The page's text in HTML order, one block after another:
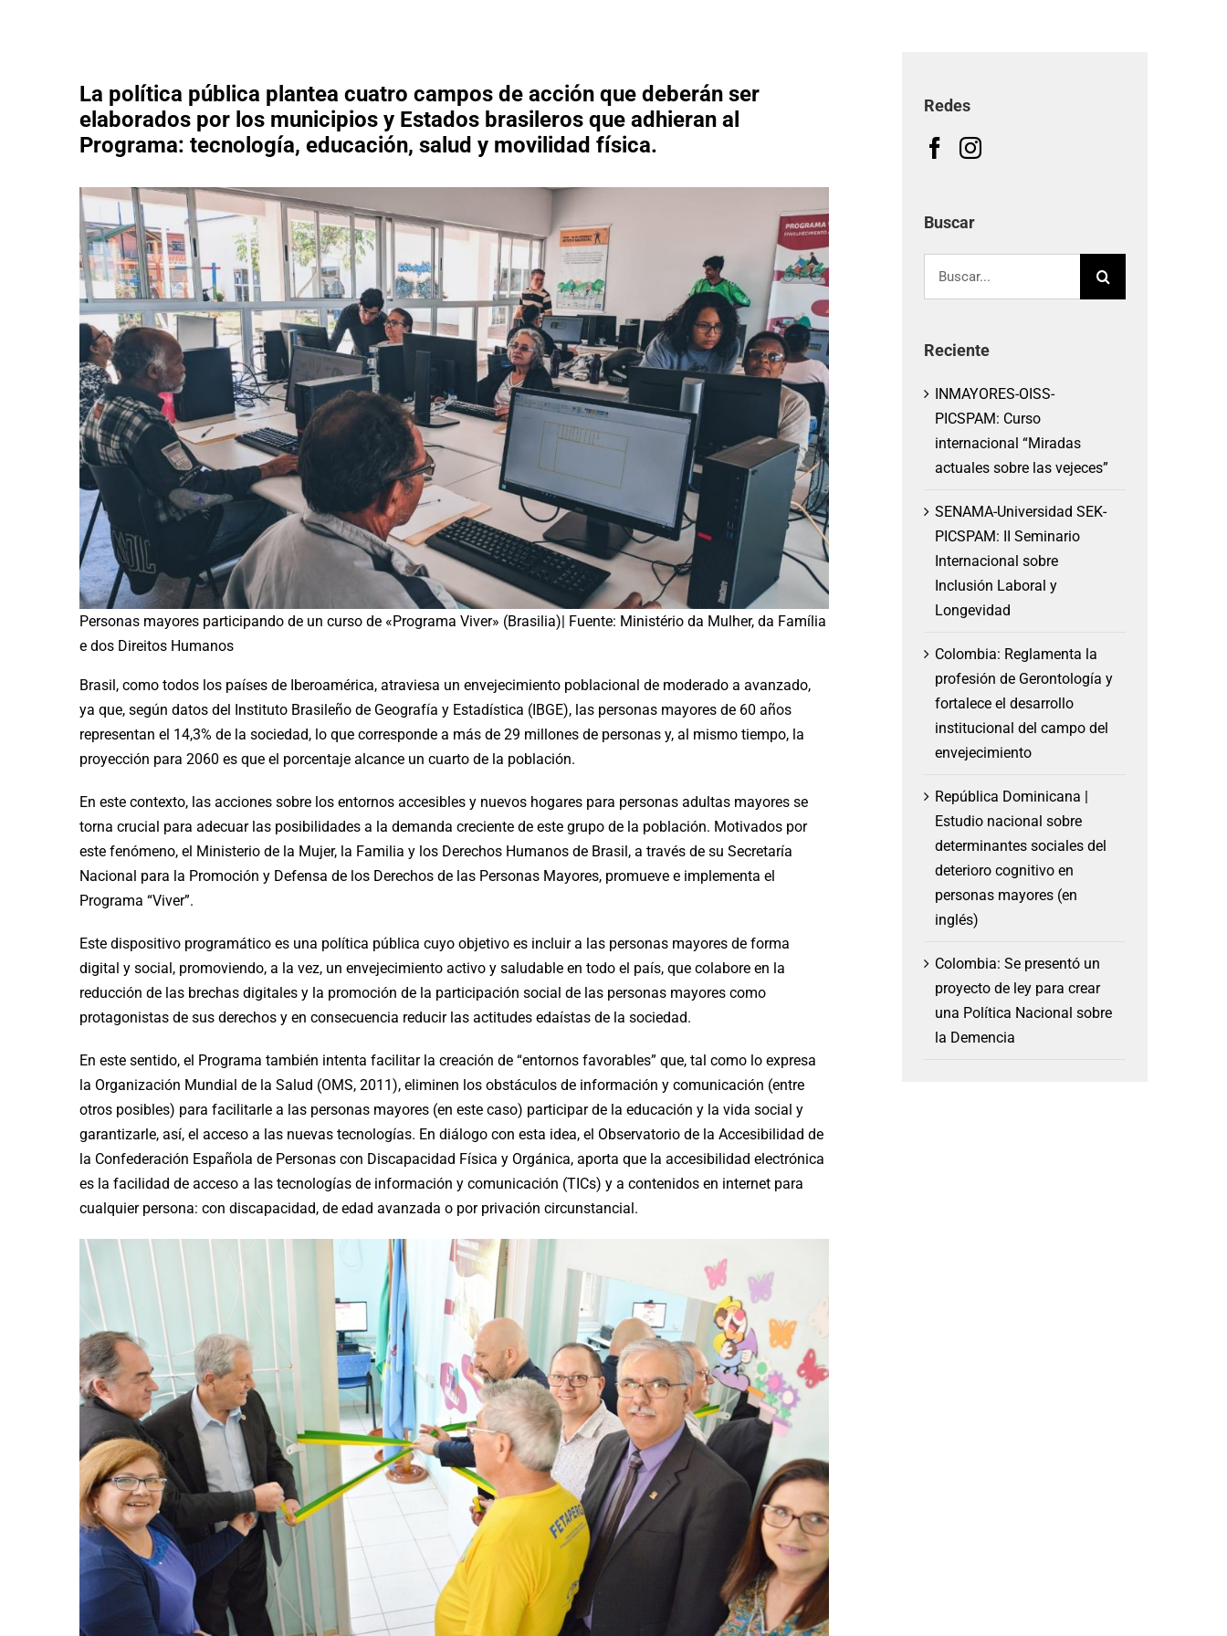
La política pública plantea cuatro campos de acción que deberán ser
elaborados por los municipios y Estados brasileros que adhieran al
Programa: tecnología, educación, salud y movilidad física.
Personas mayores participando de un curso de «Programa Viver» (Brasilia)| Fuente: Ministério da Mulher, da Família
e dos Direitos Humanos
Brasil, como todos los países de Iberoamérica, atraviesa un envejecimiento poblacional de moderado a avanzado,
ya que, según datos del Instituto Brasileño de Geografía y Estadística (IBGE), las personas mayores de 60 años
representan el 14,3% de la sociedad, lo que corresponde a más de 29 millones de personas y, al mismo tiempo, la
proyección para 2060 es que el porcentaje alcance un cuarto de la población.
En este contexto, las acciones sobre los entornos accesibles y nuevos hogares para personas adultas mayores se
torna crucial para adecuar las posibilidades a la demanda creciente de este grupo de la población. Motivados por
este fenómeno, el Ministerio de la Mujer, la Familia y los Derechos Humanos de Brasil, a través de su Secretaría
Nacional para la Promoción y Defensa de los Derechos de las Personas Mayores, promueve e implementa el
Programa “Viver”.
Este dispositivo programático es una política pública cuyo objetivo es incluir a las personas mayores de forma
digital y social, promoviendo, a la vez, un envejecimiento activo y saludable en todo el país, que colabore en la
reducción de las brechas digitales y la promoción de la participación social de las personas mayores como
protagonistas de sus derechos y en consecuencia reducir las actitudes edaístas de la sociedad.
En este sentido, el Programa también intenta facilitar la creación de “entornos favorables” que, tal como lo expresa
la Organización Mundial de la Salud (OMS, 2011), eliminen los obstáculos de información y comunicación (entre
otros posibles) para facilitarle a las personas mayores (en este caso) participar de la educación y la vida social y
garantizarle, así, el acceso a las nuevas tecnologías. En diálogo con esta idea, el Observatorio de la Accesibilidad de
la Confederación Española de Personas con Discapacidad Física y Orgánica, aporta que la accesibilidad electrónica
es la facilidad de acceso a las tecnologías de información y comunicación (TICs) y a contenidos en internet para
cualquier persona: con discapacidad, de edad avanzada o por privación circunstancial.
Redes
Buscar
Reciente
INMAYORES-OISS-
PICSPAM: Curso
internacional “Miradas
actuales sobre las vejeces”
SENAMA-Universidad SEK-
PICSPAM: II Seminario
Internacional sobre
Inclusión Laboral y
Longevidad
Colombia: Reglamenta la
profesión de Gerontología y
fortalece el desarrollo
institucional del campo del
envejecimiento
República Dominicana |
Estudio nacional sobre
determinantes sociales del
deterioro cognitivo en
personas mayores (en
inglés)
Colombia: Se presentó un
proyecto de ley para crear
una Política Nacional sobre
la Demencia